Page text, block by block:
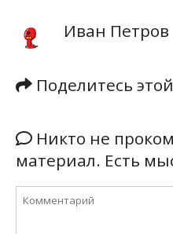
Иван Петров
Поделитесь
Никто не
материал. Есть